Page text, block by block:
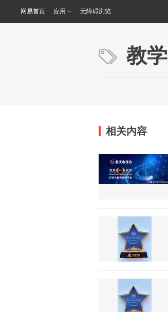
网易首页 应用 无障碍浏览
教学
相关内容